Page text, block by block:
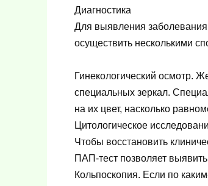
Диагностика
Для выявления заболевания
осуществить несколькими
Гинекологический осмотр.
специальных зеркал.
на их цвет, насколько
Цитологическое
Чтобы восстановить
ПАП-тест позволяет
Кольпоскопия. Если по